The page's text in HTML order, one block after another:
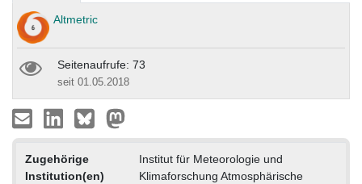
Altmetric
Seitenaufrufe: 73
seit 01.05.2018
Zugehörige
Institution(en)
Institut für Meteorologie und
Klimaforschung Atmosphärische